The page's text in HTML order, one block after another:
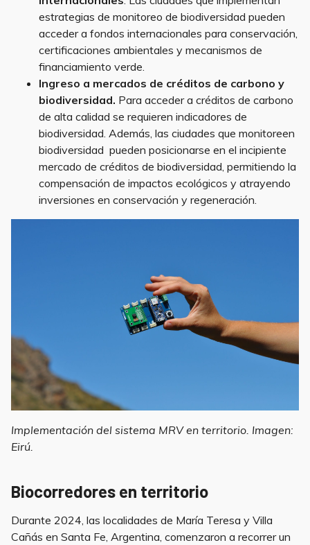
estrategias de monitoreo de biodiversidad pueden
acceder a fondos internacionales para conservación,
certificaciones ambientales y mecanismos de
financiamiento verde.
Ingreso a mercados de créditos de carbono y
biodiversidad. Para acceder a créditos de carbono
de alta calidad se requieren indicadores de
biodiversidad. Además, las ciudades que monitoreen
biodiversidad pueden posicionarse en el incipiente
mercado de créditos de biodiversidad, permitiendo la
compensación de impactos ecológicos y atrayendo
inversiones en conservación y regeneración.
Implementación del sistema MRV en territorio. Imagen:
Eirú.
Biocorredores en territorio
Durante 2024, las localidades de María Teresa y Villa
Cañás en Santa Fe, Argentina, comenzaron a recorrer un